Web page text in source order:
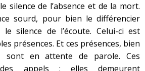
silence de l’absence et de la mort.
sourd, pour bien le différencier
silence de l’écoute. Celui-ci est
présences. Et ces présences, bien
sont en attente de parole. Ces
appels : elles demeurent